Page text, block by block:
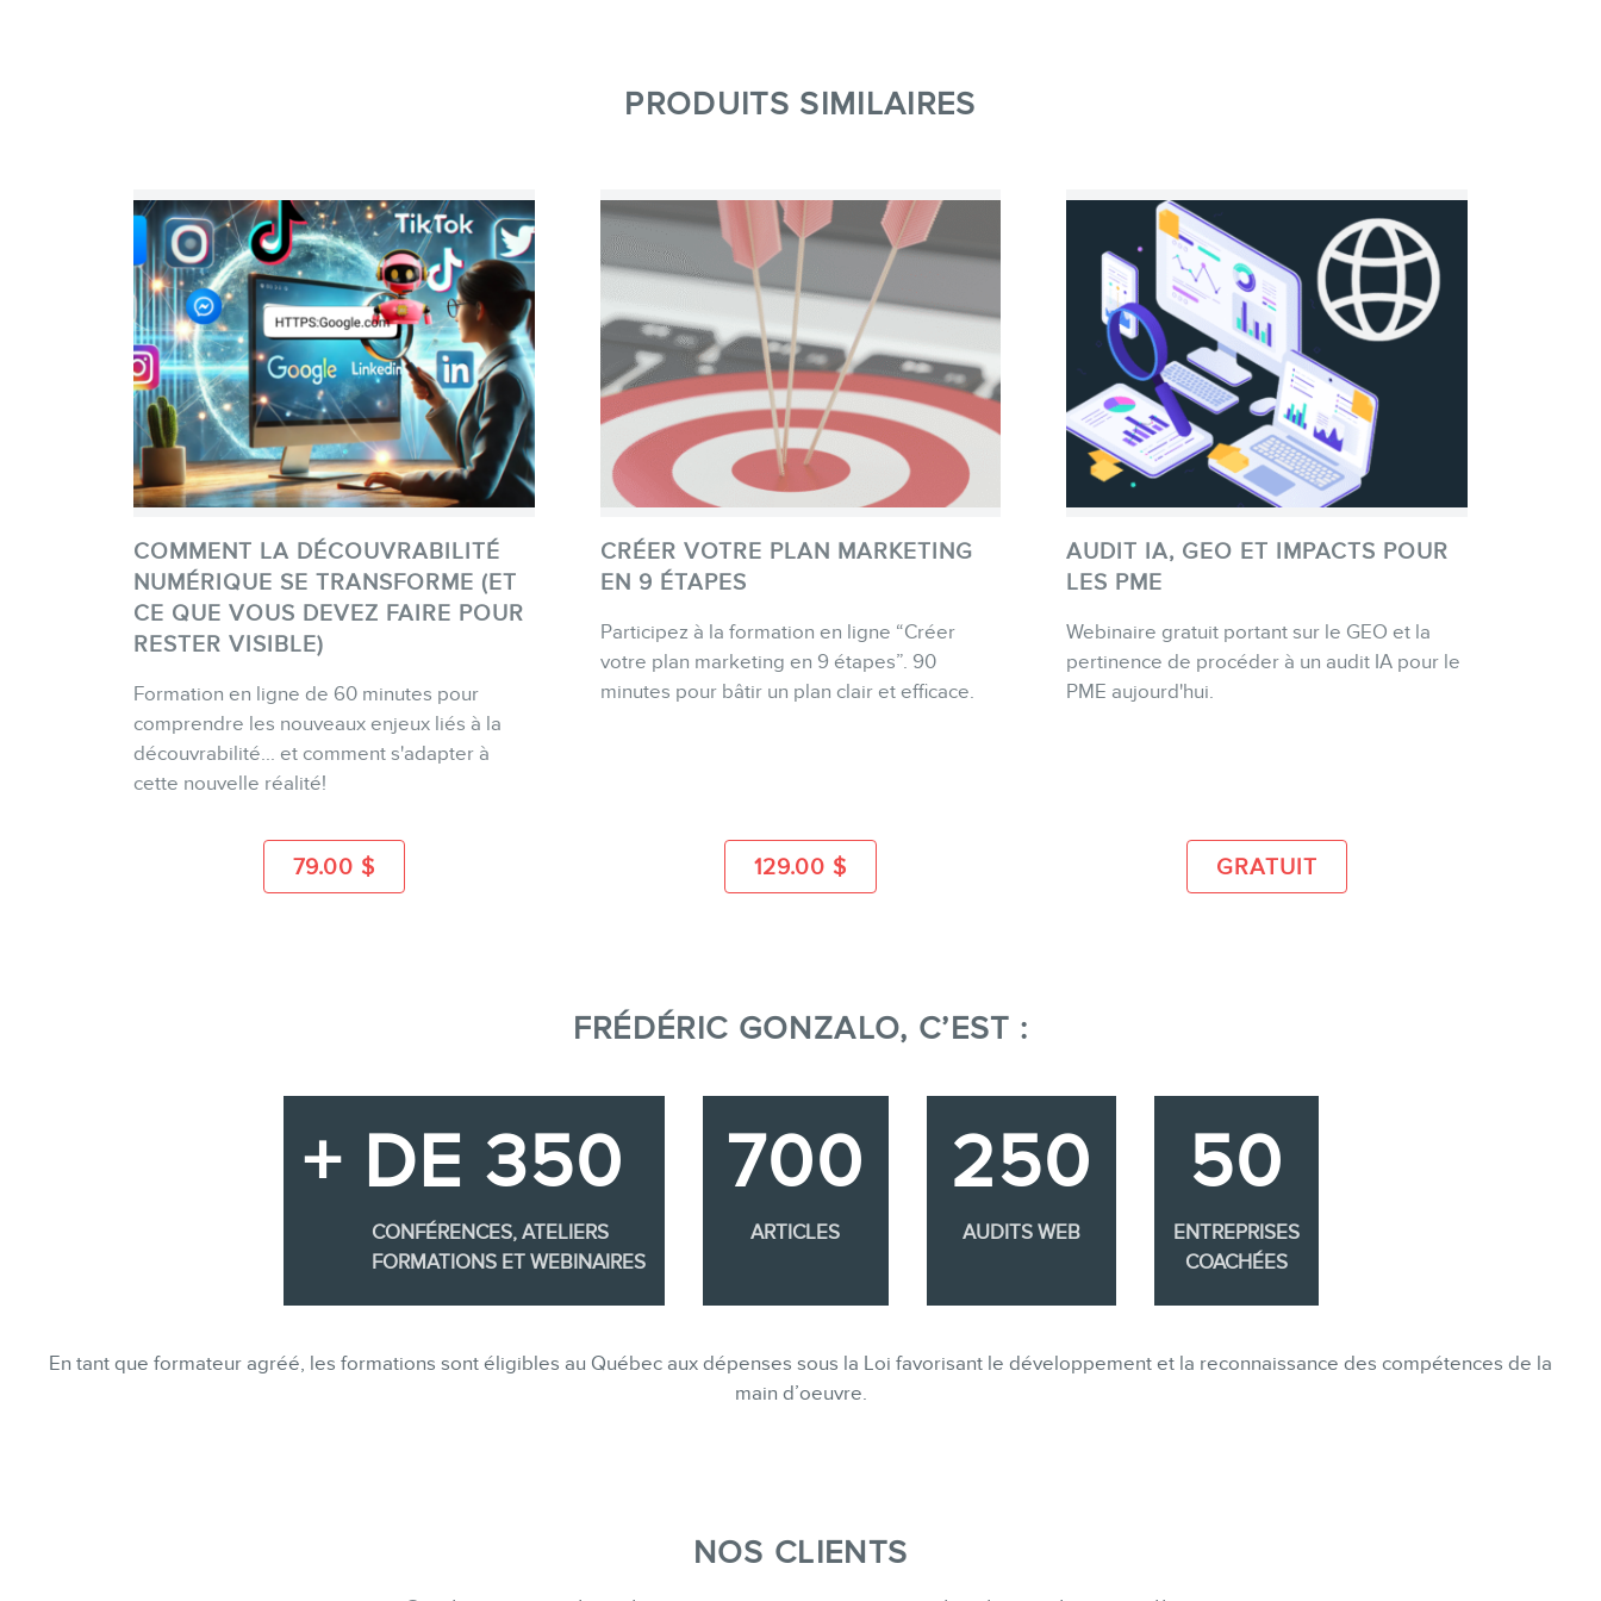
PRODUITS SIMILAIRES
ACHETER
PLUS D'INFO
COMMENT LA DÉCOUVRABILITÉ
NUMÉRIQUE SE TRANSFORME (ET
CE QUE VOUS DEVEZ FAIRE POUR
RESTER VISIBLE)
Formation en ligne de 60 minutes pour
comprendre les nouveaux enjeux liés à la
découvrabilité... et comment s'adapter à
cette nouvelle réalité!
79.00 $
ACHETER
CRÉER VOTRE PLAN MARKETING
EN 9 ÉTAPES
Participez à la formation en ligne “Créer
votre plan marketing en 9 étapes”. 90
minutes pour bâtir un plan clair et efficace.
129.00 $
ACHETER
AUDIT IA, GEO ET IMPACTS POUR
LES PME
Webinaire gratuit portant sur le GEO et la
pertinence de procéder à un audit IA pour le
PME aujourd'hui.
GRATUIT
FRÉDÉRIC GONZALO, C’EST :
+ DE 350
CONFÉRENCES, ATELIERS
FORMATIONS ET WEBINAIRES
700
ARTICLES
250
AUDITS WEB
50
ENTREPRISES
COACHÉES
En tant que formateur agréé, les formations sont éligibles au Québec aux dépenses sous la Loi favorisant le développement et la reconnaissance des compétences de la
main d’oeuvre.
NOS CLIENTS